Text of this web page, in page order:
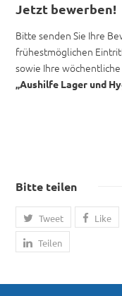
Jetzt bewerben!
Bitte senden Sie Ihre
frühestmöglichen
sowie Ihre
„Aushilfe Lager und
Bitte teilen
Tweet Like
Teilen